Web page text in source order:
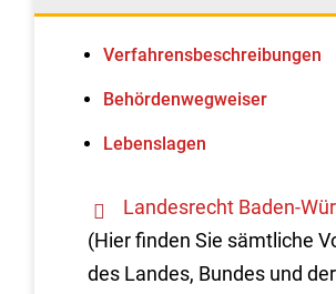
Verfahrens­beschreibungen
Behördenwegweiser
Lebenslagen
Landesrecht Baden-
(Hier finden Sie sämtliche
des Landes, Bundes und